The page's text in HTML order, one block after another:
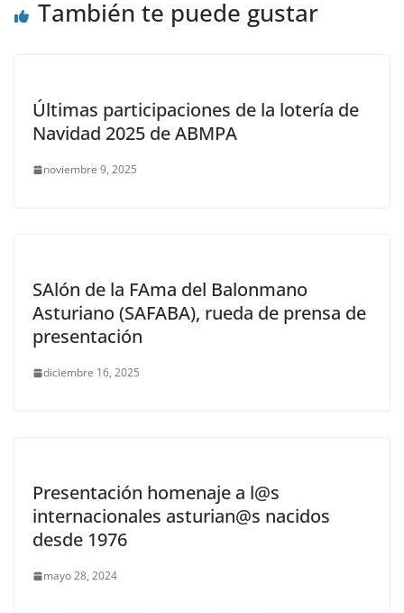
También te puede gustar
Últimas participaciones de la lotería de
Navidad 2025 de ABMPA
noviembre 9, 2025
SAlón de la FAma del Balonmano
Asturiano (SAFABA), rueda de prensa de
presentación
diciembre 16, 2025
Presentación homenaje a l@s
internacionales asturian@s nacidos
desde 1976
mayo 28, 2024